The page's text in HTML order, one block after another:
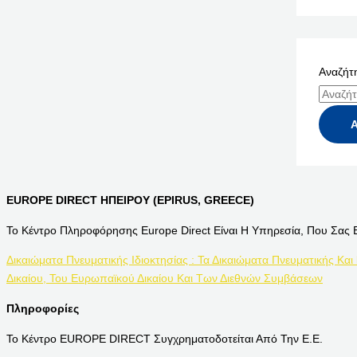
EUROPE DIRECT ΗΠΕΙΡΟΥ (EPIRUS, GREECE)
Το Κέντρο Πληροφόρησης Europe Direct Είναι Η Υπηρεσία, Που Σας
Δικαιώματα Πνευματικής Ιδιοκτησίας : Τα Δικαιώματα Πνευματικής
Δικαίου, Του Ευρωπαϊκού Δικαίου Και Των Διεθνών Συμβάσεων
Πληροφορίες
Το Κέντρο EUROPE DIRECT Συγχρηματοδοτείται Από Την Ε.Ε.